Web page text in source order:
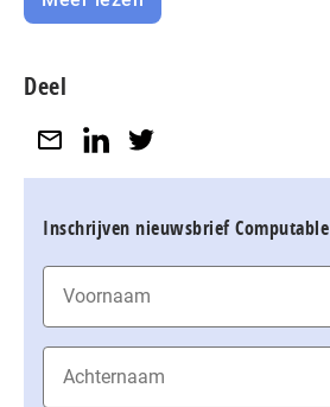
Deel
Inschrijven nieuwsbrief Computable